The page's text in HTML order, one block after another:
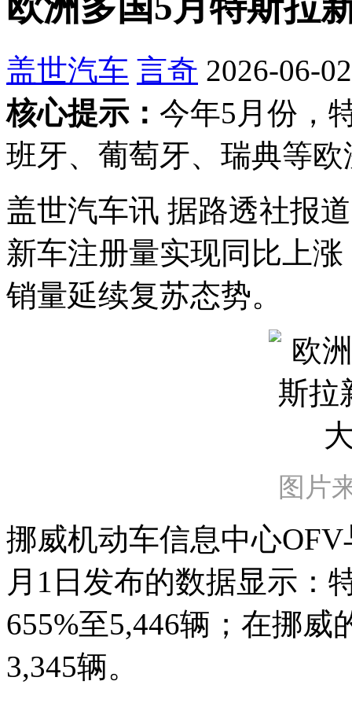
盖世汽车 言奇 2026-06-
核心提示： 今年5月份，
班牙、葡萄牙、瑞典等
盖世汽车讯 据路透社报
新车注册量实现同比上
销量延续复苏态势。
图片
挪威机动车信息中心
月1日发布的数据显示：
655%至5,446辆；在挪威
3,345辆。